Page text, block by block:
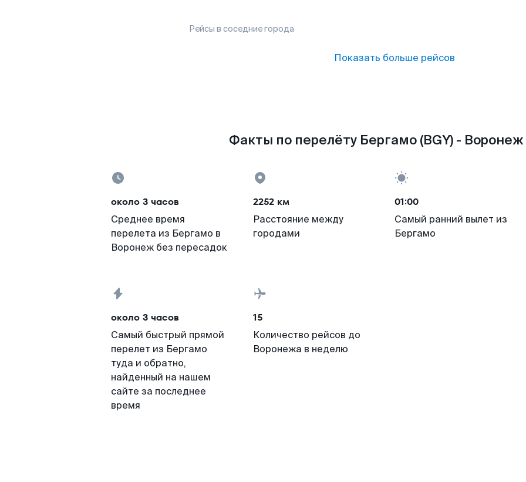
Рейсы в соседние города
Показать больше рейсов
Факты по перелёту Бергамо (BGY) - Воронеж
около 3 часов
Среднее время
перелета из Бергамо в
Воронеж без пересадок
2252 км
Расстояние между
городами
01:00
Самый ранний вылет из
Бергамо
около 3 часов
Самый быстрый прямой
перелет из Бергамо
туда и обратно,
найденный на нашем
сайте за последнее
время
15
Количество рейсов до
Воронежа в неделю